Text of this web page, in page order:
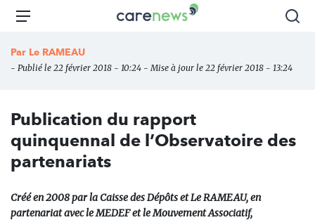
Aller
principal
Carenews,
des
l'engagement
Menu
Par Le RAMEAU
- Publié le 22 février 2018 - 10:24 - Mise à jour le 22 février 2018 - 13:24
Publication du rapport
quinquennal de l’Observatoire des
partenariats
Créé en 2008 par la Caisse des Dépôts et Le RAMEAU, en
partenariat avec le MEDEF et le Mouvement Associatif,